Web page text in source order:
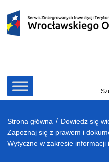
treści
Strona główna / Dowiedz się
Zapoznaj się z prawem i